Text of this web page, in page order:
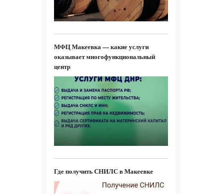
МФЦ Макеевка — какие услуги
оказывает многофункциональный
центр
Где получить СНИЛС в Макеевке